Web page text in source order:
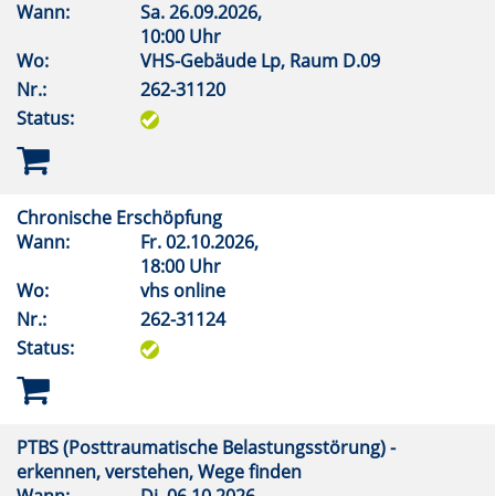
Wann:
Sa.26.09.2026,
10:00 Uhr
Wo:
VHS-Gebäude Lp, Raum D.09
Nr.:
262-31120
Status:
Chronische Erschöpfung
Wann:
Fr.02.10.2026,
18:00 Uhr
Wo:
vhs online
Nr.:
262-31124
Status:
PTBS (Posttraumatische Belastungsstörung) -
erkennen, verstehen, Wege finden